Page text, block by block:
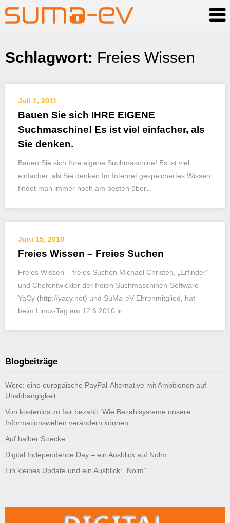
Skip
Schlagwort: Freies Wissen
Juli 1, 2011
Bauen Sie sich IHRE EIGENE
Suchmaschine! Es ist viel einfacher, als
Sie denken.
Bauen Sie sich Ihre eigene Suchmaschine! Es ist viel
einfacher, als Sie denken Im Internet gespeichertes Wissen
findet man immer noch am besten über…
Juni 15, 2010
Freies Wissen – Freies Suchen
Freies Wissen – freies Suchen Michael Christen, „Erfinder“
und Chefentwickler der freien Suchmaschinen-Software
YaCy (http://yacy.net) und SuMa-eV Ehrenmitglied, hat
beim Linux-Tag am 12.6.2010 in…
Blogbeiträge
Wero: eine europäische PayPal-Alternative mit Ambitionen auf
Unabhängigkeit
Von kostenlos zu fair bezahlt: Wie Bezahlsysteme unsere
Informationswelten verändern können
Auf halber Strecke…
Digital Independence Day – ein Ausblick auf Nolm
Ein kleines Update und ein Ausblick: „Nolm“